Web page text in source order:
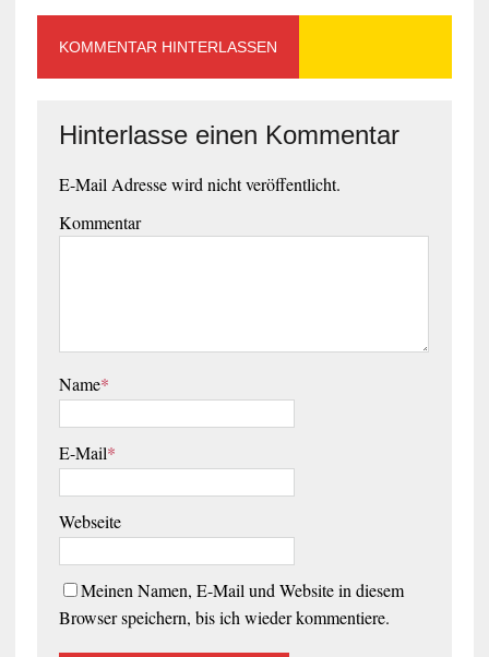
KOMMENTAR HINTERLASSEN
Hinterlasse einen Kommentar
E-Mail Adresse wird nicht veröffentlicht.
Kommentar
Name*
E-Mail*
Webseite
Meinen Namen, E-Mail und Website in diesem
Browser speichern, bis ich wieder kommentiere.